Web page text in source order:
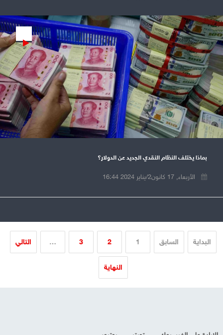
Play
بماذا يختلف النظام النقدي الجديد عن الدولار؟
الأربعاء, 17 كانون2/يناير 2024 16:44
البداية السابق 1
2
3
… التالي
النهاية